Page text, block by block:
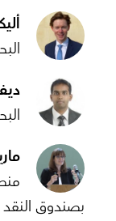
بصندوق النقد